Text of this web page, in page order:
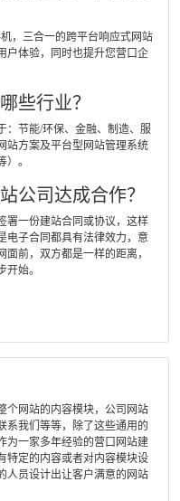
，三合一的跨平台响应式网站
户体验，同时也提升您营口企
些行业？
：节能/环保、金融、制造、服
站方案及平台型网站管理系统
。
公司达成合作？
署一份建站合同或协议，这样
电子合同都具有法律效力，意
前，双方都是一样的距离，
始。
个网站的内容模块，公司网站
系我们等等，除了这些通用的
为一家多年经验的营口网站建
特定的内容或者对内容模块设
人员设计出让客户满意的网站